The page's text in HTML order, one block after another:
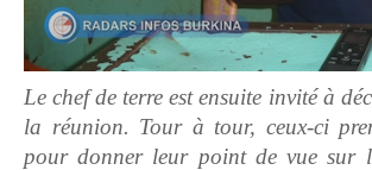
Le chef de terre est ensuite invité à
la réunion. Tour à tour, ceux-ci
pour donner leur point de vue sur